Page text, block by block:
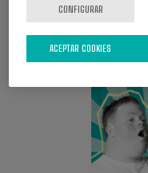
CONFIGURAR
ACEPTAR COOKIES